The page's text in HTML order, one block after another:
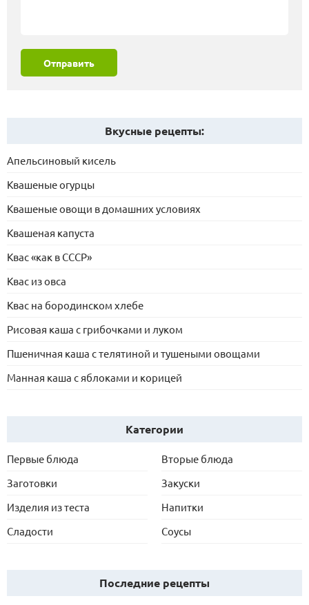
Отправить
Вкусные рецепты:
Апельсиновый кисель
Квашеные огурцы
Квашеные овощи в домашних условиях
Квашеная капуста
Квас «как в СССР»
Квас из овса
Квас на бородинском хлебе
Рисовая каша с грибочками и луком
Пшеничная каша с телятиной и тушеными овощами
Манная каша с яблоками и корицей
Категории
Первые блюда
Вторые блюда
Заготовки
Закуски
Изделия из теста
Напитки
Сладости
Соусы
Последние рецепты